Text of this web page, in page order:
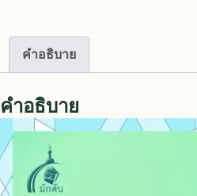
คำอธิบาย
คำอธิบาย